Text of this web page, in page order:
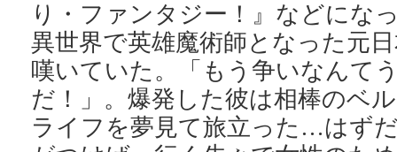
り・ファンタジー！』などにな
異世界で英雄魔術師となった元
嘆いていた。「もう争いなんて
だ！」。爆発した彼は相棒のベ
ライフを夢見て旅立った…はず